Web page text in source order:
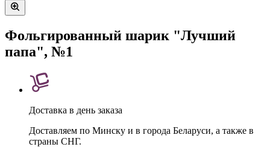
Фольгированный шарик "Лучший
папа", №1
Доставка в день заказа
Доставляем по Минску и в города Беларуси, а также в
страны СНГ.